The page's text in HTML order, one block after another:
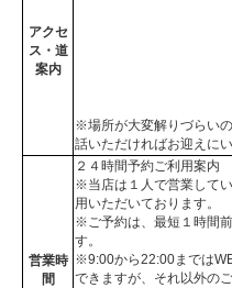
アクセ
ス・道
案内
※場所が大変解りづらい
話いただければお迎えにい
営業時
間
２４時間予約ご利用案内
※当店は１人で営業して
用いただいております。
※ご予約は、最短１時間
す。
※9:00から22:00までは
できますが、それ以外の